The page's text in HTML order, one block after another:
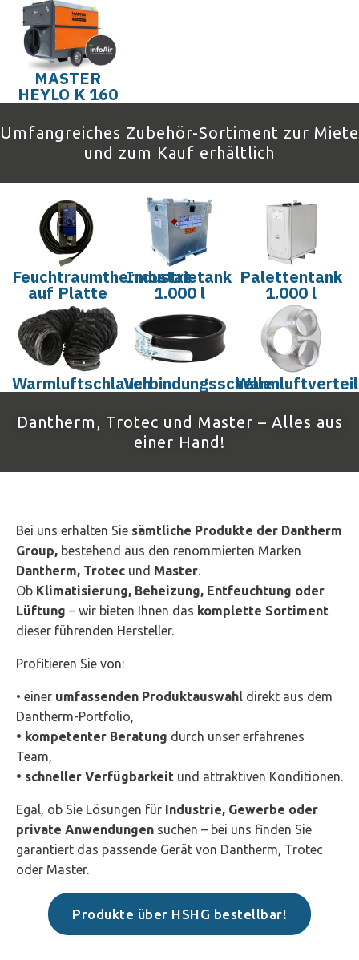
MASTER
HEYLO K 160
Umfangreiches Zubehör-Sortiment zur Miete
und zum Kauf erhältlich
Feuchtraumthermostat
auf Platte
Industrietank
1.000 l
Palettentank
1.000 l
WarmluftschlauchVerbindungsschelle
Dantherm, Trotec und Master – Alles aus
einer Hand!
Bei uns erhalten Sie sämtliche Produkte der Dantherm
Group, bestehend aus den renommierten Marken
Dantherm, Trotec und Master.
Ob Klimatisierung, Beheizung, Entfeuchtung oder
Lüftung – wir bieten Ihnen das komplette Sortiment
dieser führenden Hersteller.
Profitieren Sie von:
• einer umfassenden Produktauswahl direkt aus dem
Dantherm-Portfolio,
• kompetenter Beratung durch unser erfahrenes
Team,
• schneller Verfügbarkeit und attraktiven Konditionen.
Egal, ob Sie Lösungen für Industrie, Gewerbe oder
private Anwendungen suchen – bei uns finden Sie
garantiert das passende Gerät von Dantherm, Trotec
oder Master.
Produkte über HSHG bestellbar!